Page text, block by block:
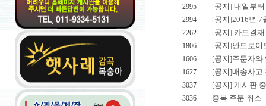
2995
[공지] 내일부
2994 [공지]2016년 7
2262 [공지] 카드결
1806 [공지]안드로이
1606 [공지]주문자와
1627 [공지]배송사고
3037 [공지] 게시판
3036 중복 주문 취소